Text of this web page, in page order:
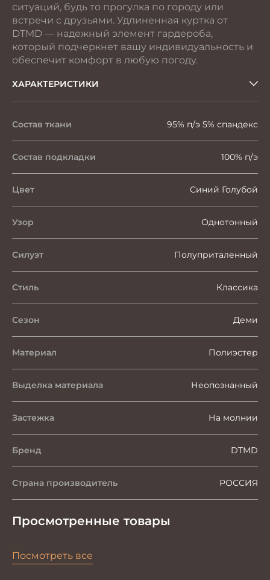
ситуаций, будь то прогулка по городу или
встречи с друзьями. Удлиненная куртка от
DTMD — надежный элемент гардероба,
который подчеркнет вашу индивидуальность и
обеспечит комфорт в любую погоду.
ХАРАКТЕРИСТИКИ
Состав ткани 95% п/э 5% спандекс
Состав подкладки 100% п/э
Цвет Синий Голубой
Узор Однотонный
Силуэт Полуприталенный
Стиль Классика
Сезон Деми
Материал Полиэстер
Выделка материала Неопознанный
Застежка На молнии
Бренд DTMD
Страна производитель РОССИЯ
Просмотренные товары
Посмотреть все